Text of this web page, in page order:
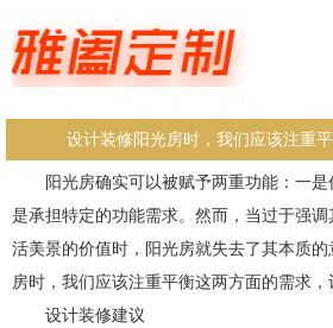
设计装修阳光房时，我们应该注重
阳光房确实可以被赋予两重功能：一是
是承担特定的功能需求。然而，当过于强
活美景的价值时，阳光房就失去了其本质
房时，我们应该注重平衡这两方面的需求，
设计装修建议